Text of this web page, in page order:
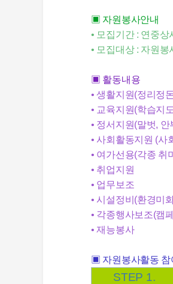
▣ 자원봉사안내
• 모집기간 : 연중상
• 모집대상 : 자원봉
▣ 활동내용
• 생활지원(정리정
• 교육지원(학습지
• 정서지원(말벗,
• 사회활동지원 (사
• 여가선용(각종 취
• 취업지원
• 업무보조
• 시설정비(환경미
• 각종행사보조(캠
• 재능봉사
▣ 자원봉사활동 참
STEP 1.